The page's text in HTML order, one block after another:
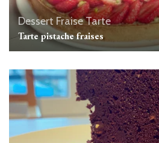
Dessert FraiseTarte
Tarte pistache fraises